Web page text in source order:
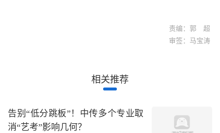
责编：郭 超
审签：马宝涛
相关推荐
告别“低分跳板”！中传多个专业取
消“艺考”影响几何？